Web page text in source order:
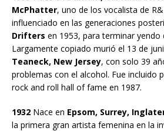
McPhatter, uno de los vocalista de
influenciado en las generaciones
Drifters en 1953, para terminar yendo
Largamente copiado murió el 13 de
Teaneck, New Jersey, con solo 39
problemas con el alcohol. Fue incluido
rock and roll hall of fame en 1987.
1932 Nace en Epsom, Surrey,
la primera gran artista femenina en la